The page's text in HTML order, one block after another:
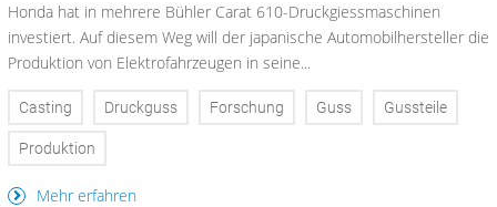
Honda hat in mehrere Bühler Carat 610-Druckgiessmaschinen
investiert. Auf diesem Weg will der japanische Automobilhersteller die
Produktion von Elektrofahrzeugen in seine...
Casting Druckguss Forschung Guss Gussteile
Produktion
Mehr erfahren